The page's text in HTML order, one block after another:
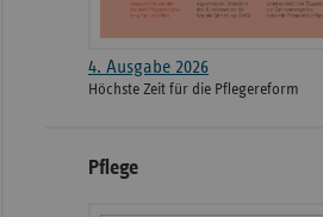
4. Ausgabe 2026
Höchste Zeit für die Pflegereform
Pflege